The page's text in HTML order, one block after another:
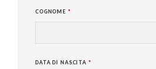
COGNOME *
DATA DI NASCITA *